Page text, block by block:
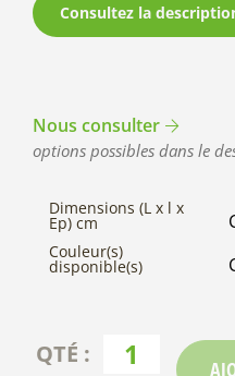
Consultez la
Nous consulter
options possibles dans le
Dimensions (L x l x
Ep) cm
Couleur(s)
disponible(s)